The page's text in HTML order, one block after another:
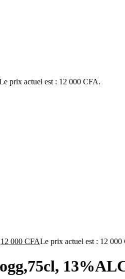
prix actuel est : 12 000 CFA.
12 000 CFALe prix actuel est : 12 000